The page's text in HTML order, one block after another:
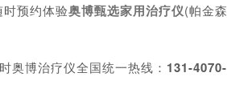
预约体验奥博甄选家用治疗仪(帕金
奥博治疗仪全国统一热线： 131-